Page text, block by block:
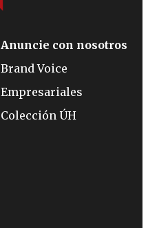
Anuncie con nosotros
Brand Voice
Empresariales
Colección ÚH